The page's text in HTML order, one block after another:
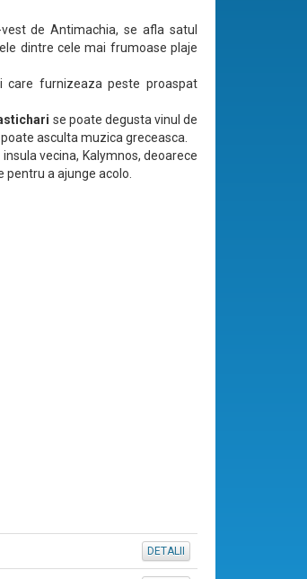
de Antimachia, se afla satul
dintre cele mai frumoase plaje
care furnizeaza peste proaspat
se poate degusta vinul de
asculta muzica greceasca.
vecina, Kalymnos, deoarece
pentru a ajunge acolo.
DETALII